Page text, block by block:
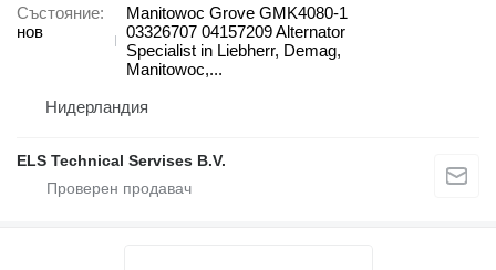
Състояние
нов
Manitowoc Grove GMK4080-1
03326707 04157209 Alternator
Specialist in Liebherr, Demag,
Manitowoc,...
Нидерландия
ELS Technical Servises B.V.